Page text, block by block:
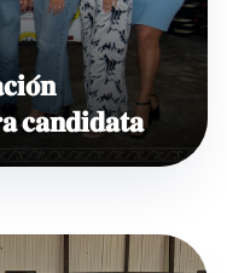
𝐜𝐚𝐧𝐝𝐢𝐝𝐚𝐭𝐚